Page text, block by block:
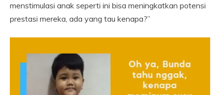
menstimulasi anak seperti ini bisa meningkatkan potensi
prestasi mereka, ada yang tau kenapa?”